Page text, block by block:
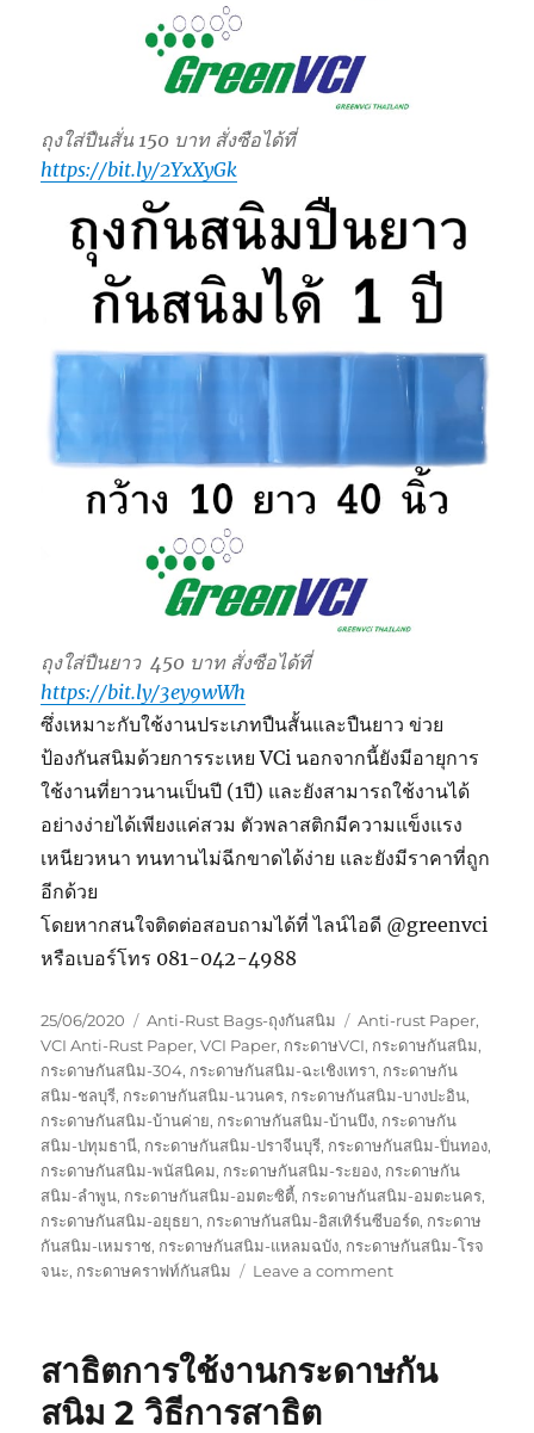
ถุงใส่ปืนสั่น 150 บาท สั่งซือได้ที่
https://bit.ly/2YxXyGk
ถุงใส่ปืนยาว 450 บาท สั่งซือได้ที่
https://bit.ly/3ey9wWh
ซึ่งเหมาะกับใช้งานประเภทปืนสั้นและปืนยาว ข่วย
ป้องกันสนิมด้วยการระเหย VCi นอกจากนี้ยังมีอายุการ
ใช้งานที่ยาวนานเป็นปี (1ปี) และยังสามารถใช้งานได้
อย่างง่ายได้เพียงแค่สวม ตัวพลาสติกมีความแข็งแรง
เหนียวหนา ทนทานไม่ฉีกขาดได้ง่าย และยังมีราคาที่ถูก
อีกด้วย
โดยหากสนใจติดต่อสอบถามได้ที่ ไลน์ไอดี @greenvci
หรือเบอร์โทร 081-042-4988
Posted
on
25/06/2020 Categories
Anti-Rust Bags-ถุงกันสนิม Tags
Anti-rust Paper,
VCI Anti-Rust Paper,VCI Paper, กระดาษVCI, กระดาษกันสนิม,
กระดาษกันสนิม-304, กระดาษกันสนิม-ฉะเชิงเทรา, กระดาษกัน
สนิม-ชลบุรี, กระดาษกันสนิม-นวนคร, กระดาษกันสนิม-บางปะอิน,
กระดาษกันสนิม-บ้านค่าย, กระดาษกันสนิม-บ้านบึง, กระดาษกัน
สนิม-ปทุมธานี, กระดาษกันสนิม-ปราจีนบุรี, กระดาษกันสนิม-ปิ่นทอง,
กระดาษกันสนิม-พนัสนิคม, กระดาษกันสนิม-ระยอง, กระดาษกัน
สนิม-ลำพูน, กระดาษกันสนิม-อมตะซิตี้, กระดาษกันสนิม-อมตะนคร,
กระดาษกันสนิม-อยุธยา, กระดาษกันสนิม-อิสเทิร์นซีบอร์ด, กระดาษ
กันสนิม-เหมราช, กระดาษกันสนิม-แหลมฉบัง, กระดาษกันสนิม-โรจ
จนะ, กระดาษคราฟท์กันสนิม Leave a commenton
สำหรับ
สาธิตการใช้งานกระดาษกัน
สนิม 2 วิธีการสาธิต